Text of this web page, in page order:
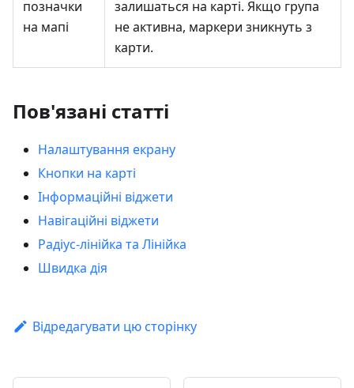
позначки
на мапі
залишаться на карті. Якщо група
не активна, маркери зникнуть з
карти.
Пов'язані статті
Налаштування екрану
Кнопки на карті
Інформаційні віджети
Навігаційні віджети
Радіус-лінійка та Лінійка
Швидка дія
Відредагувати цю сторінку